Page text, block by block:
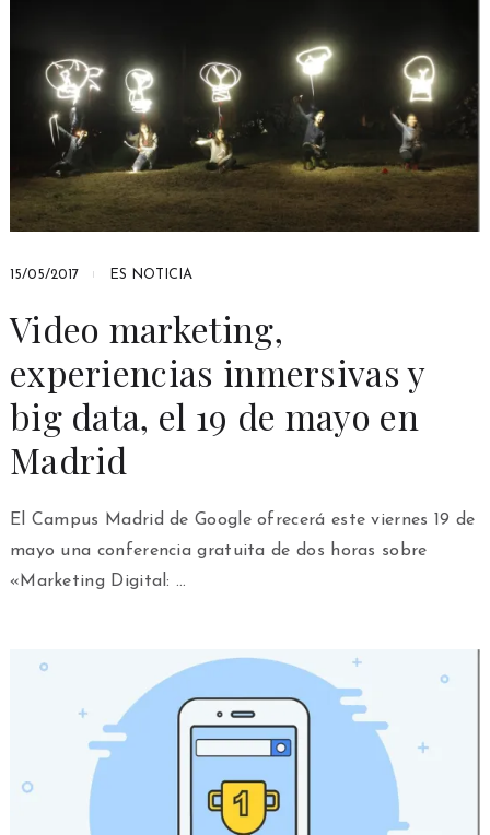
15/05/2017 ES NOTICIA
Video marketing,
experiencias inmersivas y
big data, el 19 de mayo en
Madrid
El Campus Madrid de Google ofrecerá este viernes 19 de
mayo una conferencia gratuita de dos horas sobre
«Marketing Digital: …